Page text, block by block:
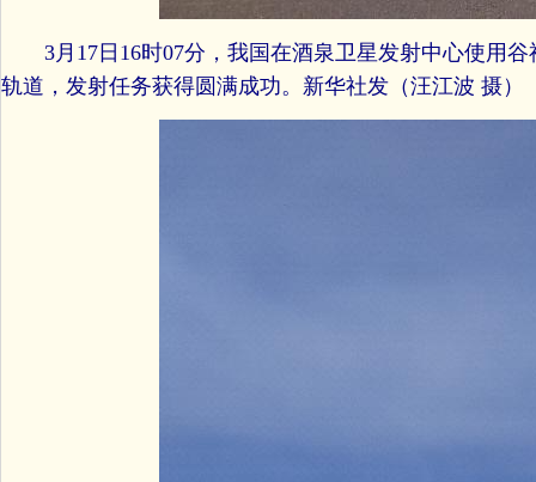
3月17日16时07分，我国在酒泉卫星发射中心使用谷
轨道，发射任务获得圆满成功。新华社发（汪江波 摄）